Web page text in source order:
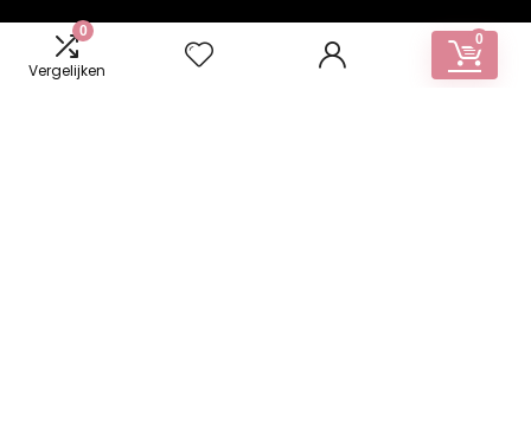
0
Vergelijken
0